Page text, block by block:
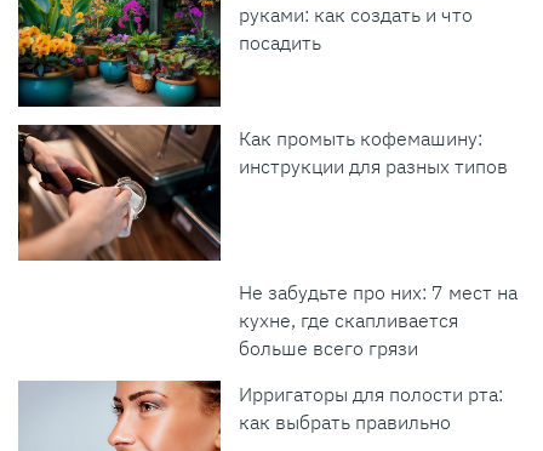
руками: как создать и что
посадить
Как промыть кофемашину:
инструкции для разных типов
Не забудьте про них: 7 мест на
кухне, где скапливается
больше всего грязи
Ирригаторы для полости рта:
как выбрать правильно